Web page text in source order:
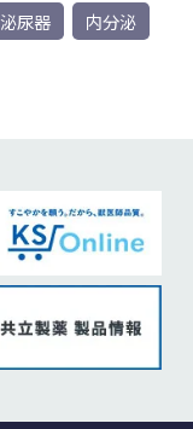
泌尿器
内分泌